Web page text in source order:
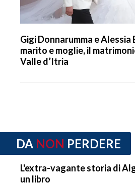
Gigi Donnarumma e
marito e moglie, il
Valle d’Itria
DA NON PERDERE
L'extra-vagante storia di
un libro